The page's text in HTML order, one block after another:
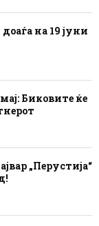
на 19 јуни
Биковите ќе
„Перустија“